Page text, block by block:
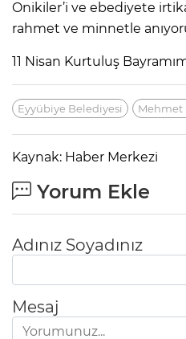
Onikiler’i ve ebediyete
rahmet ve minnetle
11 Nisan Kurtuluş
Eyyübiye Belediyesi Mehmet
Kaynak: Haber Merkezi
Yorum Ekle
Adınız Soyadınız
Mesaj